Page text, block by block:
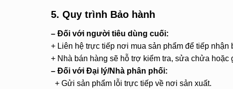
5. Quy trình Bảo hành
– Đối với người tiêu dùng cuối:
+ Liên hệ trực tiếp nơi mua sản phẩm để tiếp nhận
+ Nhà bán hàng sẽ hỗ trợ kiểm tra, sửa chửa
– Đối với Đại lý/Nhà phân phối:
+ Gửi sản phẩm lỗi trực tiếp về nơi sản xuất.